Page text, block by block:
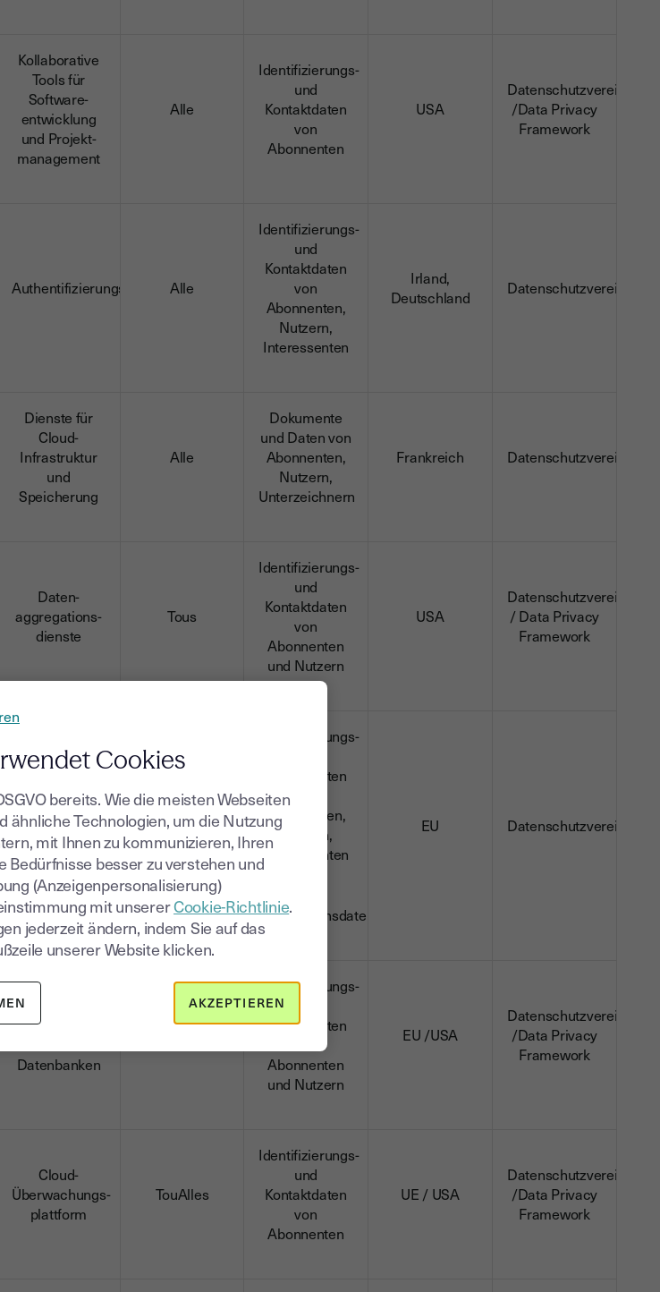
Kollaborative
Tools für
Software-
entwicklung
und Projekt-
management
Alle
Identifizierungs-
und
Kontaktdaten
von
Abonnenten
USA
/Data Privacy
Framework
AuthentifizierungsdiensteAlle
Identifizierungs-
und
Kontaktdaten
von
Abonnenten,
Nutzern,
Interessenten
Irland,
Deutschland
Dienste für
Cloud-
Infrastruktur
und
Speicherung
Alle
Dokumente
und Daten von
Abonnenten,
Nutzern,
Unterzeichnern
Frankreich
Daten-
aggregations-
dienste
Tous
Identifizierungs-
und
Kontaktdaten
von
Abonnenten
und Nutzern
USA
/ Data Privacy
Framework
Dienste für
das
Abonnement-
Management
Alle
Identifizierungs-
Kontaktdaten
Abonnenten,
Nutzern,
Interessenten
Transaktionsdaten
EU
Verwaltung
Datenbanken
Identifizierungs-
Kontaktdaten
Abonnenten
und Nutzern
EU /USA
/Data Privacy
Framework
Cloud-
Überwachungs-
plattform
TouAlles
Identifizierungs-
und
Kontaktdaten
von
Abonnenten
UE / USA
/Data Privacy
Framework
Cookies
bereits. Wie die meisten Webseiten
ähnliche Technologien, um die Nutzung
mit Ihnen zu kommunizieren, Ihren
Bedürfnisse besser zu verstehen und
(Anzeigenpersonalisierung)
mit unsererCookie-Richtlinie.
jederzeit ändern, indem Sie auf das
unserer Website klicken.
AKZEPTIEREN